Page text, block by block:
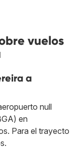
vuelos
a
null
en
Para el trayecto